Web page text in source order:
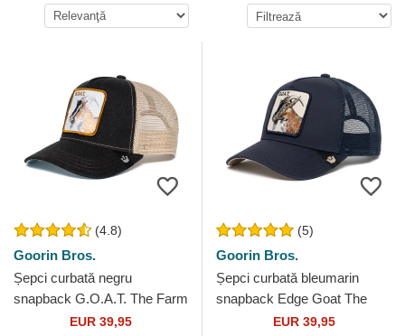
(4.8)
Goorin Bros.
Șepci curbată negru
snapback G.O.A.T. The Farm
Goorin Bros.EUR 39,95
(5)
Goorin Bros.
Șepci curbată bleumarin
snapback Edge Goat The
Farm Goorin Bros.
EUR 39,95